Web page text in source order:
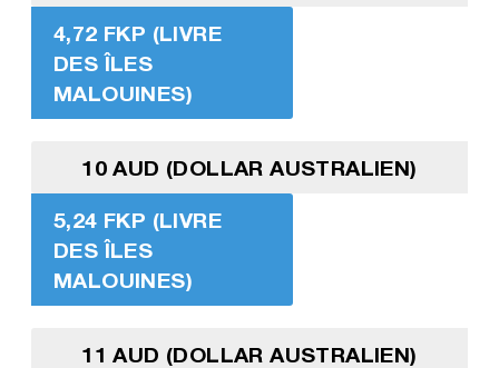
4,72 FKP (LIVRE
DES ÎLES
MALOUINES)
10 AUD (DOLLAR AUSTRALIEN)
5,24 FKP (LIVRE
DES ÎLES
MALOUINES)
11 AUD (DOLLAR AUSTRALIEN)